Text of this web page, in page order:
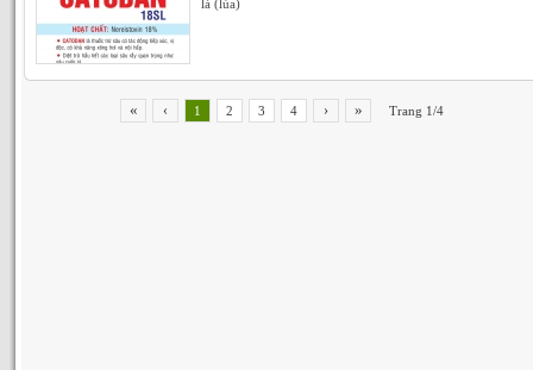
lá (lúa)
« ‹ 1 2 3 4 › » Trang 1/4